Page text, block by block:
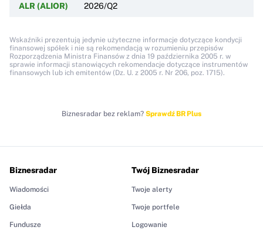
ALR (ALIOR) 2026/Q2
Wskaźniki prezentują jedynie użyteczne informacje dotyczące kondycji
finansowej spółek i nie są rekomendacją w rozumieniu przepisów
Rozporządzenia Ministra Finansów z dnia 19 października 2005 r. w
sprawie informacji stanowiących rekomendacje dotyczące instrumentów
finansowych lub ich emitentów (Dz. U. z 2005 r. Nr 206, poz. 1715).
Biznesradar bez reklam? Sprawdź BR Plus
Biznesradar
Wiadomości
Giełda
Fundusze
Twój Biznesradar
Twoje alerty
Twoje portfele
Logowanie